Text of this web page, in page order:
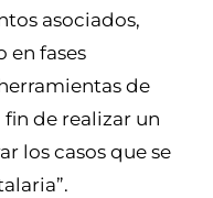
asociados,
en fases
de
de realizar un
los casos que se